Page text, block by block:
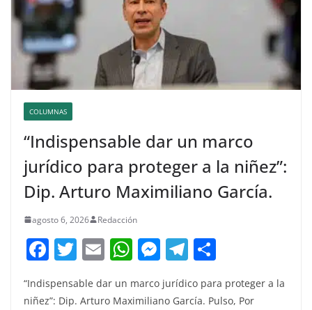
COLUMNAS
“Indispensable dar un marco
jurídico para proteger a la niñez”:
Dip. Arturo Maximiliano García.
agosto 6, 2026 Redacción
F
c
T
w
itt
E
ai
W
at
M
e
ss
T
e m
“Indispensable dar un marco jurídico para proteger a la
niñez”: Dip. Arturo Maximiliano García. Pulso, Por